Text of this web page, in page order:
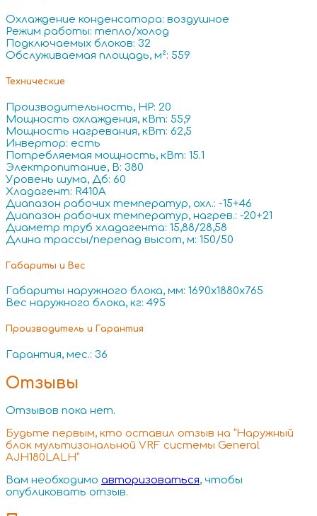
Охлаждение конденсатора: воздушное
Режим работы: тепло/холод
Подключаемых блоков: 32
Обслуживаемая площадь, м²: 559
Технические
Производительность, HP: 20
Мощность охлаждения, кВт: 55,9
Мощность нагревания, кВт: 62,5
Инвертор: есть
Потребляемая мощность, кВт: 15.1
Электропитание, В: 380
Уровень шума, Дб: 60
Хладагент: R410A
Диапазон рабочих температур, охл.: -15+46
Диапазон рабочих температур, нагрев.: -20+21
Диаметр труб хладагента: 15,88/28,58
Длина трассы/перепад высот, м: 150/50
Габариты и Вес
Габариты наружного блока, мм: 1690x1880x765
Вес наружного блока, кг: 495
Производитель и Гарантия
Гарантия, мес.: 36
Отзывы
Отзывов пока нет.
Будьте первым, кто оставил отзыв на “Наружный
блок мультизональной VRF системы General
AJH180LALH”
Вам необходимо авторизоваться, чтобы
опубликовать отзыв.